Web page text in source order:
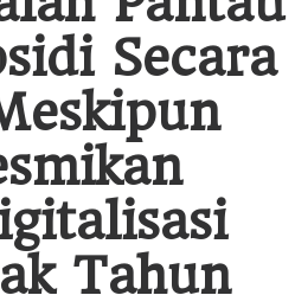
Subsidi
Secara
Manual
Meskipun
Sudah
Resmikan
Proyek
Digitalisasi
SPBU
Sejak
Tahun
Secara
Tahun